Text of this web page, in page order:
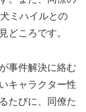
ミハイルとの
どころです。
事件解決に絡む
キャラクター性
たびに、同僚た